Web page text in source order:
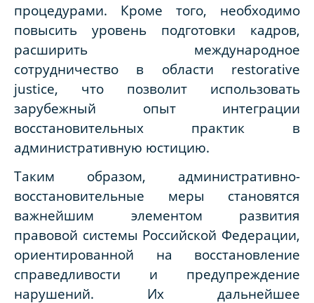
процедурами. Кроме того, необходимо
повысить уровень подготовки кадров,
расширить международное
сотрудничество в области restorative
justice, что позволит использовать
зарубежный опыт интеграции
восстановительных практик в
административную юстицию.
Таким образом, административно-
восстановительные меры становятся
важнейшим элементом развития
правовой системы Российской Федерации,
ориентированной на восстановление
справедливости и предупреждение
нарушений. Их дальнейшее